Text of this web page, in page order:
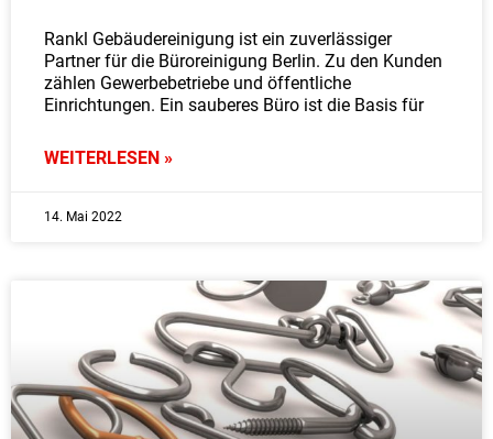
Rankl Gebäudereinigung ist ein zuverlässiger
Partner für die Büroreinigung Berlin. Zu den Kunden
zählen Gewerbebetriebe und öffentliche
Einrichtungen. Ein sauberes Büro ist die Basis für
WEITERLESEN »
14. Mai 2022